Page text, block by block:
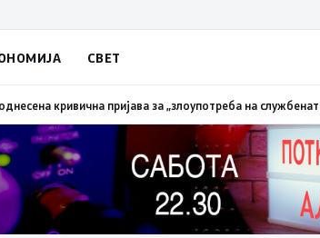
СВЕТ
при сечење со брусилица19:21МВР: Лишен од